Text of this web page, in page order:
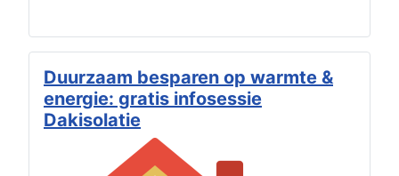
Duurzaam besparen op warmte &
energie: gratis infosessie
Dakisolatie